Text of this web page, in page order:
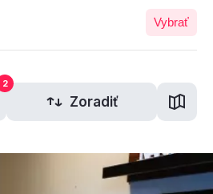
Vybrať
2
Zoradiť